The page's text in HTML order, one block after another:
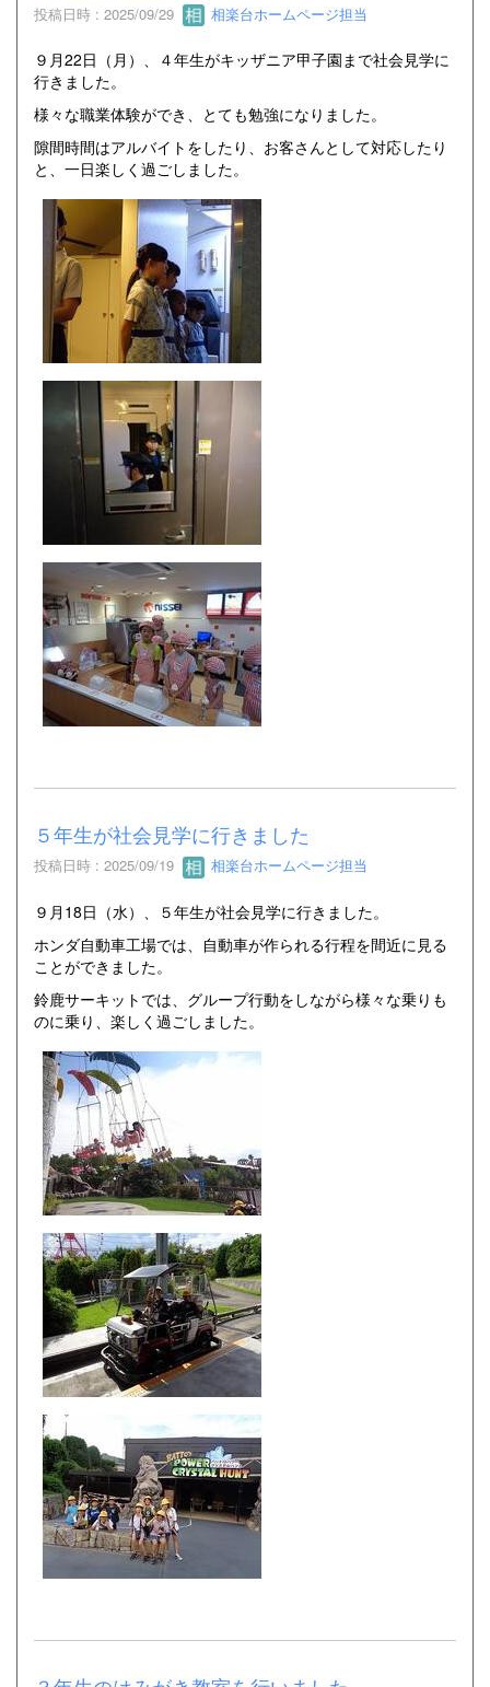
投稿日時 : 2025/09/29 相楽台ホームページ担当
９月22日（月）、４年生がキッザニア甲子園まで社会見学に
行きました。
様々な職業体験ができ、とても勉強になりました。
隙間時間はアルバイトをしたり、お客さんとして対応したり
と、一日楽しく過ごしました。
５年生が社会見学に行きました
投稿日時 : 2025/09/19 相楽台ホームページ担当
９月18日（水）、５年生が社会見学に行きました。
ホンダ自動車工場では、自動車が作られる行程を間近に見る
ことができました。
鈴鹿サーキットでは、グループ行動をしながら様々な乗りも
のに乗り、楽しく過ごしました。